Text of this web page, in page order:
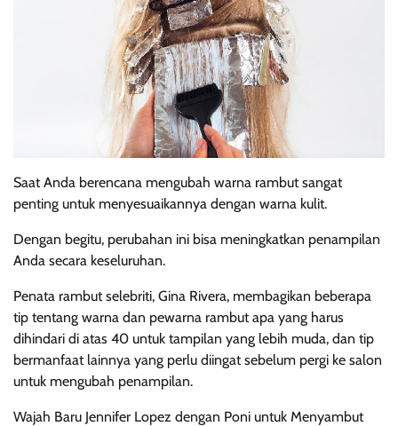
Saat Anda berencana mengubah warna rambut sangat
penting untuk menyesuaikannya dengan warna kulit.
Dengan begitu, perubahan ini bisa meningkatkan penampilan
Anda secara keseluruhan.
Penata rambut selebriti, Gina Rivera, membagikan beberapa
tip tentang warna dan pewarna rambut apa yang harus
dihindari di atas 40 untuk tampilan yang lebih muda, dan tip
bermanfaat lainnya yang perlu diingat sebelum pergi ke salon
untuk mengubah penampilan.
Wajah Baru Jennifer Lopez dengan Poni untuk Menyambut